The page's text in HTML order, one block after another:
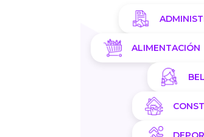
ALIMENTACIÓN